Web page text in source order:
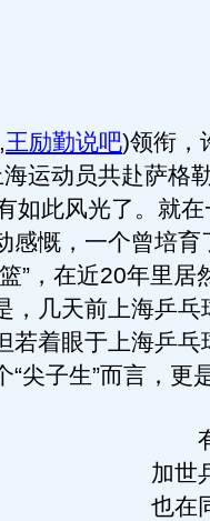
,王励勤说吧)领衔，
运动员共赴萨格
如此风光了。就
感慨，一个曾培育
”，在近20年里居
，几天前上海乒乓
若着眼于上海乒乓
“尖子生”而言，更
有
加世
也在